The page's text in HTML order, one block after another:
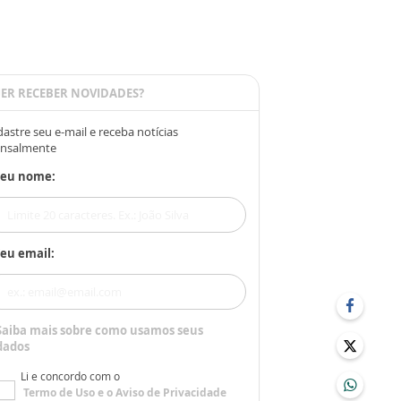
RECEBER NOVIDADES?
seu e-mail e receba notícias
nome:
email:
mais sobre como usamos seus
Li e concordo com o
Termo de Usoe oAviso de Privacidade